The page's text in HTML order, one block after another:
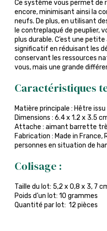
Ce système vous permet de
encore, minimisant ainsi la
neufs. De plus, en utilisant
le contreplaqué de peuplier,
plus durable. C’est une
significatif en réduisant les
conservant les ressources
vous, mais une grande
Caractéristiques
Matière principale : Hêtre
Dimensions : 6.4 x 1.2 x 3.5
Attache : aimant barrette
Fabrication : Made in France,
personnes en situation de
Colisage :
Taille du lot: 5,2 x 0,8 x 3, 7
Poids d’un lot: 10 grammes
Quantité par lot: 12 pièces